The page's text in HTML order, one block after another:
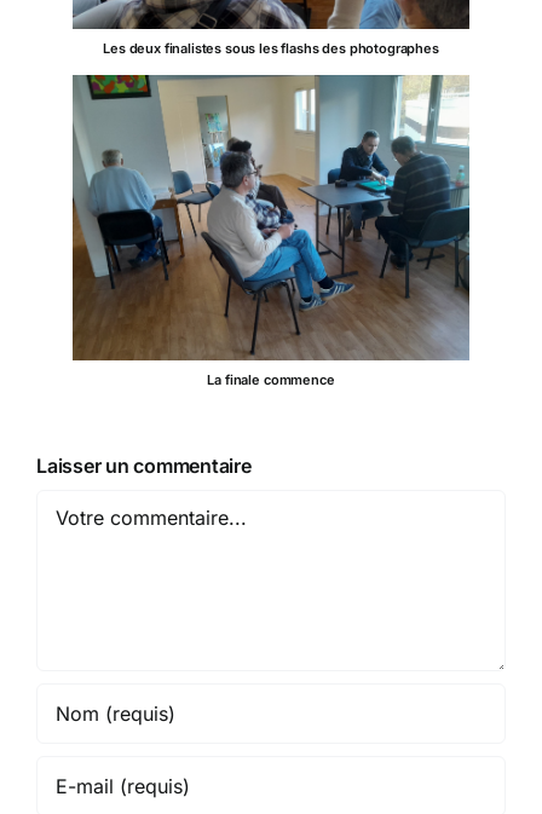
Les deux finalistes sous les flashs des photographes
La finale commence
Laisser un commentaire